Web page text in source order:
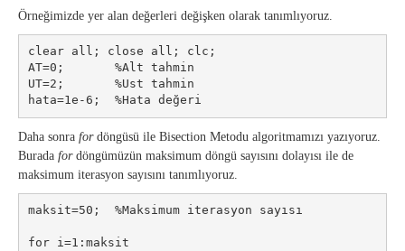
Örneğimizde yer alan değerleri değişken olarak tanımlıyoruz.
clear all; close all; clc;
AT=0;       %Alt tahmin
UT=2;       %Ust tahmin
hata=1e-6;  %Hata değeri
Daha sonra for döngüsü ile Bisection Metodu algoritmamızı yazıyoruz.
Burada for döngümüzün maksimum döngü sayısını dolayısı ile de
maksimum iterasyon sayısını tanımlıyoruz.
maksit=50;  %Maksimum iterasyon sayısı
for i=1:maksit